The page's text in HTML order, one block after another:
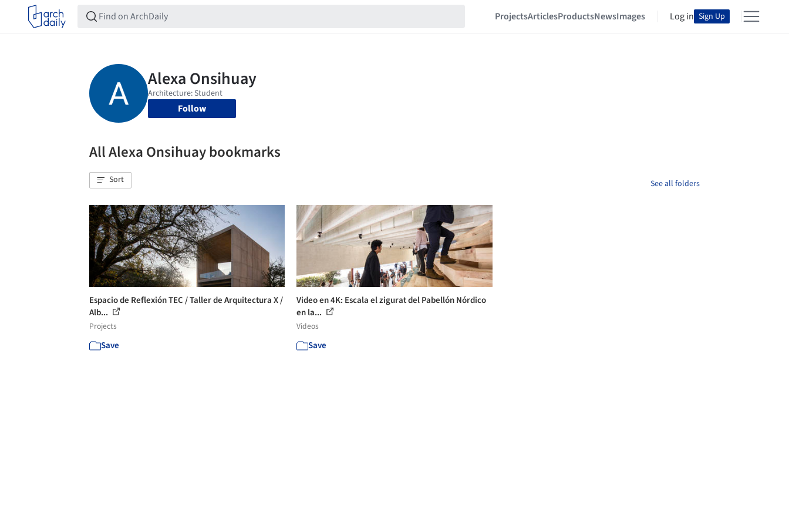
ProjectsArticlesProductsNewsImages Log in Sign Up
Follow
All Alexa Onsihuay bookmarks
Sort See all folders
Espacio de Reflexión TEC / Taller de Arquitectura X /
Alb...
Projects
Save
Video en 4K: Escala el zigurat del Pabellón Nórdico
en la...
Videos
Save